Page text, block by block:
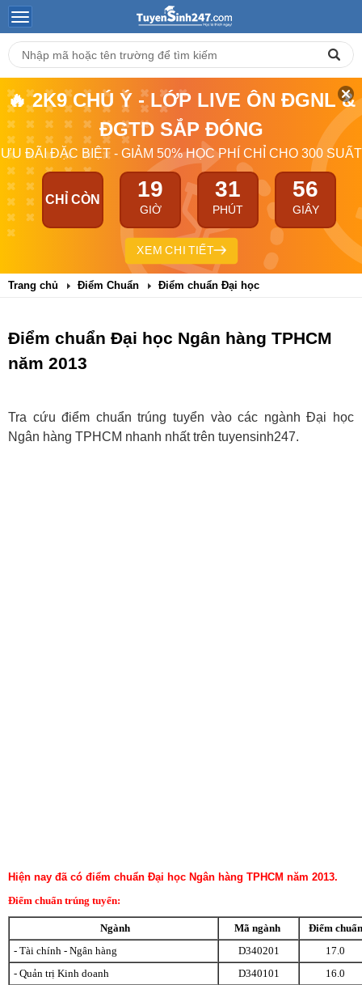
🔥 2K9 CHÚ Ý - LỚP LIVE ÔN ĐGNL &
ĐGTD SẮP ĐÓNG
ƯU ĐÃI ĐẶC BIỆT - GIẢM 50% HỌC PHÍ CHỈ CHO 300 SUẤT
CHỈ CÒN 19
GIỜ
31
PHÚT
56
GIÂY
XEM CHI TIẾT
Trang chủ Điểm Chuẩn Điểm chuẩn Đại học
Điểm chuẩn Đại học Ngân hàng TPHCM
năm 2013
Tra cứu điểm chuẩn trúng tuyển vào các ngành Đại học
Ngân hàng TPHCM nhanh nhất trên tuyensinh247.
Hiện nay đã có điểm chuẩn Đại học Ngân hàng TPHCM năm 2013.
Điểm chuẩn trúng tuyển:
Ngành Mã ngành
Điểm chuẩn
- Tài chính - Ngân hàng
D340201
17.0
- Quản trị Kinh doanh
D340101
16.0